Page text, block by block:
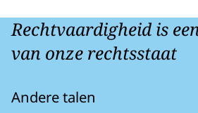
Rechtvaardigheid is
van onze rechtsstaat
Andere talen